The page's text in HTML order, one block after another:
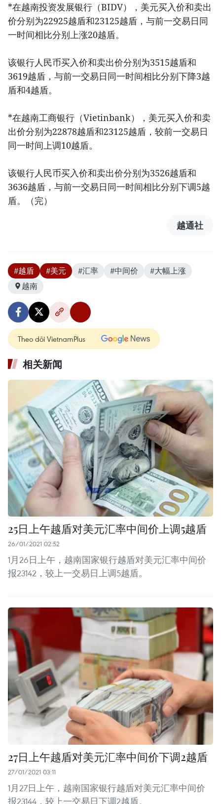
*在越南投资发展银行（BIDV），美元买入价和卖出
价分别为22925越盾和23125越盾，与前一交易日同
一时间相比分别上涨20越盾。
该银行人民币买入价和卖出价分别为3515越盾和
3619越盾，与前一交易日同一时间相比分别下降3越
盾和4越盾。
*在越南工商银行（Vietinbank），美元买入价和卖
出价分别为22878越盾和23125越盾，较前一交易日
同一时间上调10越盾。
该银行人民币买入价和卖出价分别为3526越盾和
3636越盾，与前一交易日同一时间相比分别下调5越
盾。（完）
越通社
#越盾 #美元 #汇率 #中间价
#大幅上涨
越南
Theo dõi VietnamPlus
相关新闻
25日上午越盾对美元汇率中间价上调5越盾
26/01/2021 02:52
1月26日上午，越南国家银行越盾对美元汇率中间价
报23142，较上一交易日上调5越盾。
27日上午越盾对美元汇率中间价下调2越盾
27/01/2021 03:11
1月27日上午，越南国家银行越盾对美元汇率中间价
报23144，较上一交易日下调2越盾。